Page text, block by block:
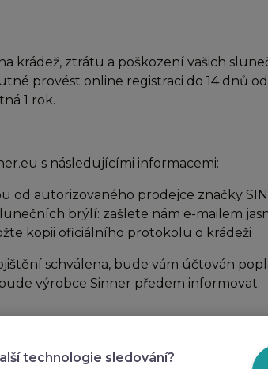
na krádež, ztrátu a poškození vašich
provést online registraci do 14 dnů
1 rok.
s následujícími informacemi:
od autorizovaného prodejce značky
brýlí: zašlete nám e-mailem
kopii oficiálního protokolu o krádeži
schválena, bude vám účtován
výrobce Sinner předem informovat.
technologie sledování?